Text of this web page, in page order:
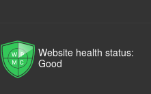
Website health status:
Good